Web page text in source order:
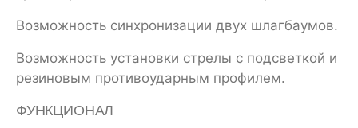
Возможность синхронизации двух шлагбаумов.
Возможность установки стрелы с подсветкой и
резиновым противоударным профилем.
ФУНКЦИОНАЛ